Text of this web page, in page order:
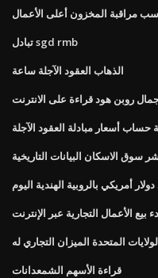
مراقبة المخزون أعلى الأعمال
تبادل sgd rmb
الذهاب العقود الآجلة ساعة
روبن هود قراءة على الانترنت
حساب أسعار مبادلة العقود الآجلة
سوق الاسكان البيانات التاريخية
أمريكي بالروبية الهندية اليوم
بيع الأعمال التجارية عبر الإنترنت
قراءة الأسهم الشمعدانات